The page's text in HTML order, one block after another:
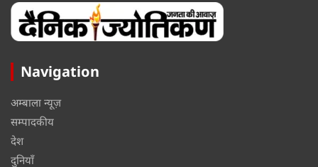
Navigation
अम्बाला न्यूज़
सम्पादकीय
देश
दुनियाँ